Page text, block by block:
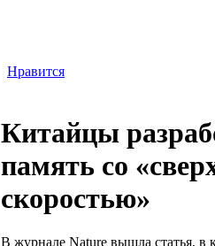
Нравится
Китайцы
память со
скоростью»
В журнале Nature вышла статья, в